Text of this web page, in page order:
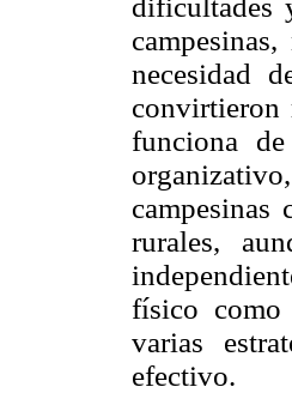
necesidad
convirtieron
funciona
campesinas
rurales,
físico como
varias
efectivo.